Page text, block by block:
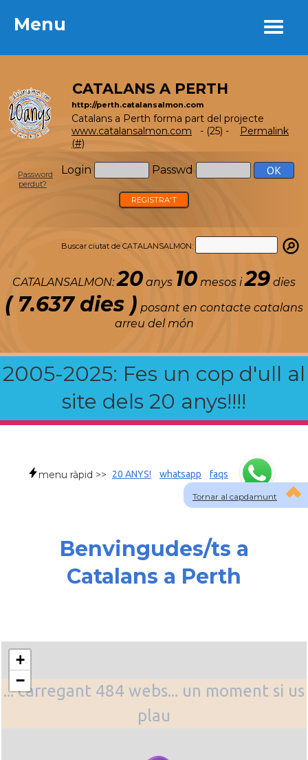
Menu
CATALANS A PERTH
http://perth.catalansalmon.com
Catalans a Perth forma part del projecte
www.catalansalmon.com - (25) -
Permalink
(#)
Login Passwd
Password
perdut?
REGISTRA'T
Buscar ciutat de CATALANSALMON:
CATALANSALMON:20 anys 10 mesos i29 dies
( 7.637 dies ) posant en contacte catalans
arreu del món
2005-2025: Fes un cop d'ull al
site dels 20 anys!!!!
Menu
Tornar al capdamunt
menu ràpid >> 20 ANYS! whatsapp faqs
Benvingudes/ts a
Catalans a Perth
... carregant 484 webs... un moment si us
plau
+
−